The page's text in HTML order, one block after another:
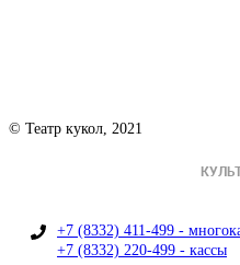
© Театр кукол, 2021
+7 (8332) 411-499 -
+7 (8332) 220-499 - кассы